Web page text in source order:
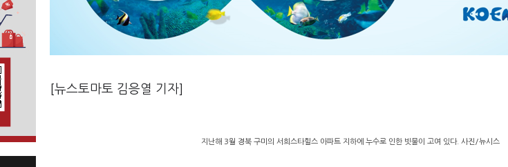
[뉴스토마토 김응열 기자]
지난해 3월 경북 구미의 서희스타힐스 아파트 지하에 누수로 인한 빗물이 고여 있다. 사진/뉴시스